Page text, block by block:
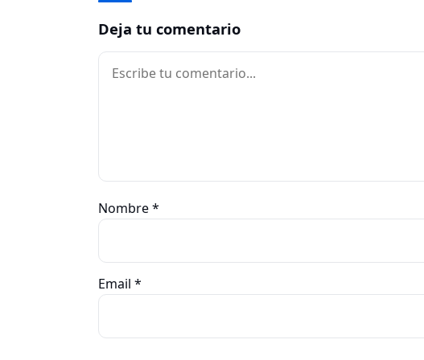
Deja tu comentario
Comentario
Nombre*
Email *